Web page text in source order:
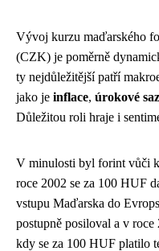
Vývoj kurzu maďarského
(CZK) je poměrně
ty nejdůležitější patří
jako je inflace, úrokové
Důležitou roli hraje i
V minulosti byl forint vůči
roce 2002 se za 100 HUF
vstupu Maďarska do
postupně posiloval a v
kdy se za 100 HUF platilo